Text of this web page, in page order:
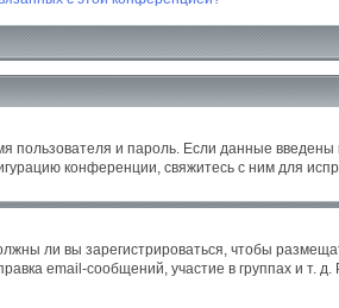
пользователя и пароль. Если данные
конференции, свяжитесь с ним для
ли вы зарегистрироваться, чтобы
email-сообщений, участие в группах и т. д.